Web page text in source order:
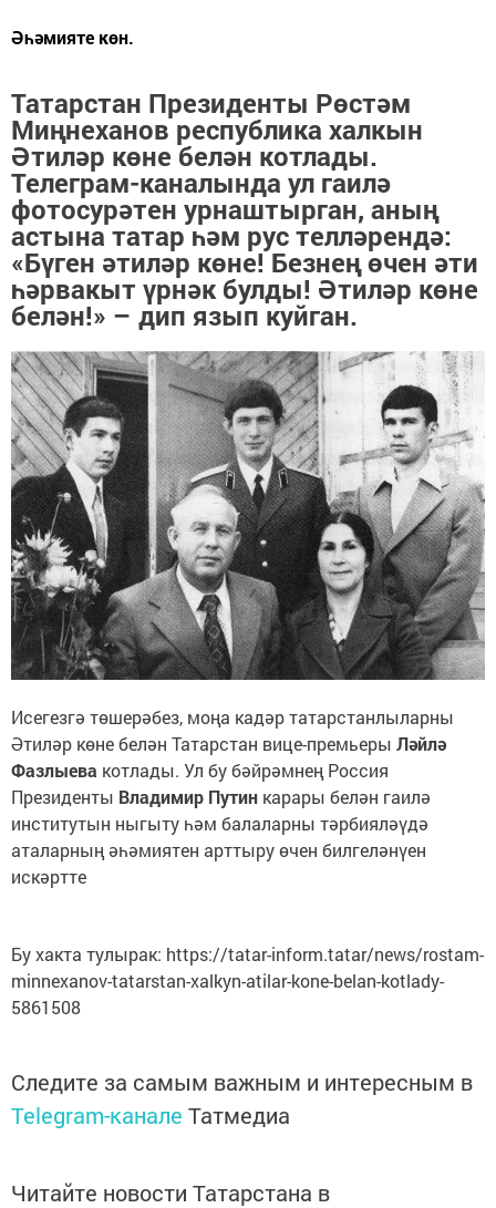
Әһәмияте көн.
Татарстан Президенты Рөстәм
Миңнехановреспублика халкын
Әтиләр көне белән котлады.
Телеграм-каналында ул гаилә
фотосурәтен урнаштырган, аның
астына татар һәм рус телләрендә:
«Бүген әтиләр көне! Безнең өчен әти
һәрвакыт үрнәк булды! Әтиләр көне
белән!» – дип язып куйган.
Исегезгә төшерәбез, моңа кадәр татарстанлыларны
Әтиләр көне белән Татарстан вице-премьеры Ләйлә
Фазлыева котлады. Ул бу бәйрәмнең Россия
Президенты Владимир Путин карары белән гаилә
институтын ныгыту һәм балаларны тәрбияләүдә
аталарның әһәмиятен арттыру өчен билгеләнүен
искәртте
Бу хакта тулырак: https://tatar-inform.tatar/news/rostam-
minnexanov-tatarstan-xalkyn-atilar-kone-belan-kotlady-
5861508
Следите за самым важным и интересным в
Telegram-канале Татмедиа
Читайте новости Татарстана в